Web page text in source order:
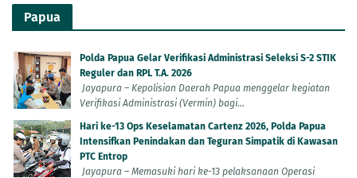
Papua
Polda Papua Gelar Verifikasi Administrasi Seleksi S-2 STIK
Reguler dan RPL T.A. 2026
Jayapura – Kepolisian Daerah Papua menggelar kegiatan
Verifikasi Administrasi (Vermin) bagi...
Hari ke-13 Ops Keselamatan Cartenz 2026, Polda Papua
Intensifkan Penindakan dan Teguran Simpatik di Kawasan
PTC Entrop
Jayapura – Memasuki hari ke-13 pelaksanaan Operasi